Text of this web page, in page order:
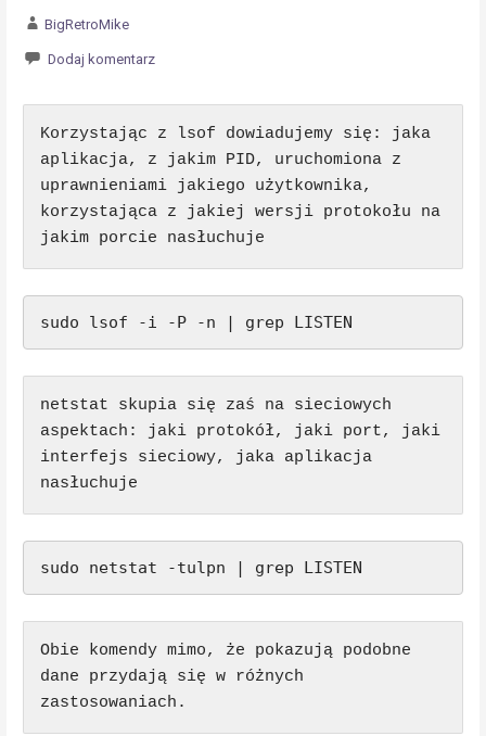
BigRetroMike
Dodaj komentarz
Korzystając z lsof dowiadujemy się: jaka
aplikacja, z jakim PID, uruchomiona z
uprawnieniami jakiego użytkownika,
korzystająca z jakiej wersji protokołu na
jakim porcie nasłuchuje
sudo lsof -i -P -n | grep LISTEN
netstat skupia się zaś na sieciowych
aspektach: jaki protokół, jaki port, jaki
interfejs sieciowy, jaka aplikacja
nasłuchuje
sudo netstat -tulpn | grep LISTEN
Obie komendy mimo, że pokazują podobne
dane przydają się w różnych
zastosowaniach.